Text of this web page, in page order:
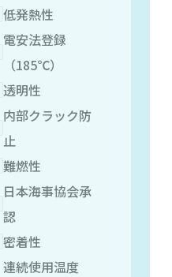
低発熱性
電安法登録
（185℃）
透明性
内部クラック防
止
難燃性
日本海事協会承
認
密着性
連続使用温度